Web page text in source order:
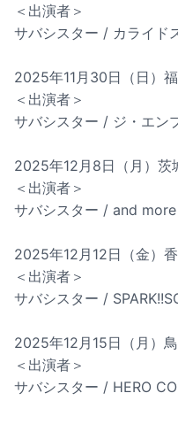
＜出演者＞
サバシスター / カライド
2025年11月30日（日）
＜出演者＞
サバシスター / ジ・エン
2025年12月8日（月）
＜出演者＞
サバシスター / and more
2025年12月12日（金）
＜出演者＞
サバシスター /
2025年12月15日（月）
＜出演者＞
サバシスター / HERO